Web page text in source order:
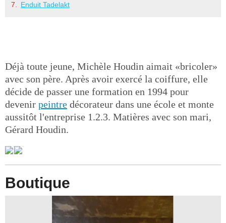
Enduit Tadelakt
Déjà toute jeune, Michèle Houdin aimait «bricoler»
avec son père. Après avoir exercé la coiffure, elle
décide de passer une formation en 1994 pour
devenir peintre décorateur dans une école et monte
aussitôt l'entreprise 1.2.3. Matières avec son mari,
Gérard Houdin.
Boutique